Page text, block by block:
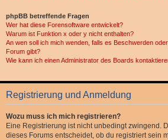
phpBB betreffende Fragen
Wer hat diese Forensoftware entwickelt?
Warum ist Funktion x oder y nicht enthalten?
An wen soll ich mich wenden, falls es Beschwerden
Forum gibt?
Wie kann ich einen Administrator des Boards
Registrierung und Anmeldung
Wozu muss ich mich registrieren?
Eine Registrierung ist nicht unbedingt zwingend.
dieses Forums entscheidet, ob du registriert sein